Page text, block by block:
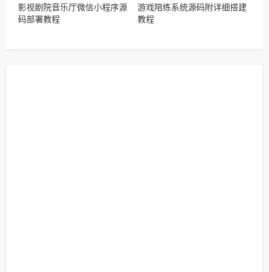
影视剧院音乐厅微信小程序源
码部署教程
游戏陪练系统源码附详细搭建
教程